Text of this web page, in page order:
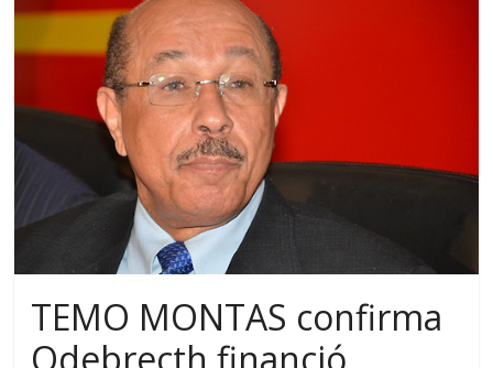
TEMO MONTAS confirma